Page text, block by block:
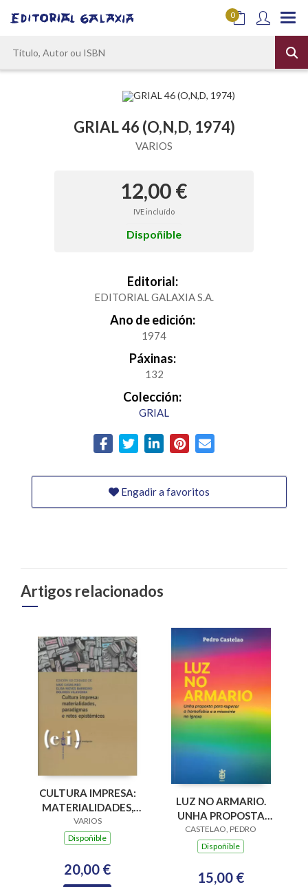
0
GRIAL 46 (O,N,D, 1974)
VARIOS
12,00 €
IVE incluído
Dispoñible
Editorial:
EDITORIAL GALAXIA S.A.
Ano de edición:
1974
Páxinas:
132
Colección:
GRIAL
Engadir a favoritos
Artigos relacionados
CULTURA IMPRESA:
MATERIALIDADES,
PARADIGMAS E
RETOS EPISTÉMICOS
VARIOS
Dispoñible
20,00 €
LUZ NO ARMARIO.
UNHA PROPOSTA
PARA SUPERAR A
HOMOFOBIA E A
IGREXA
CASTELAO, PEDRO
Dispoñible
15,00 €